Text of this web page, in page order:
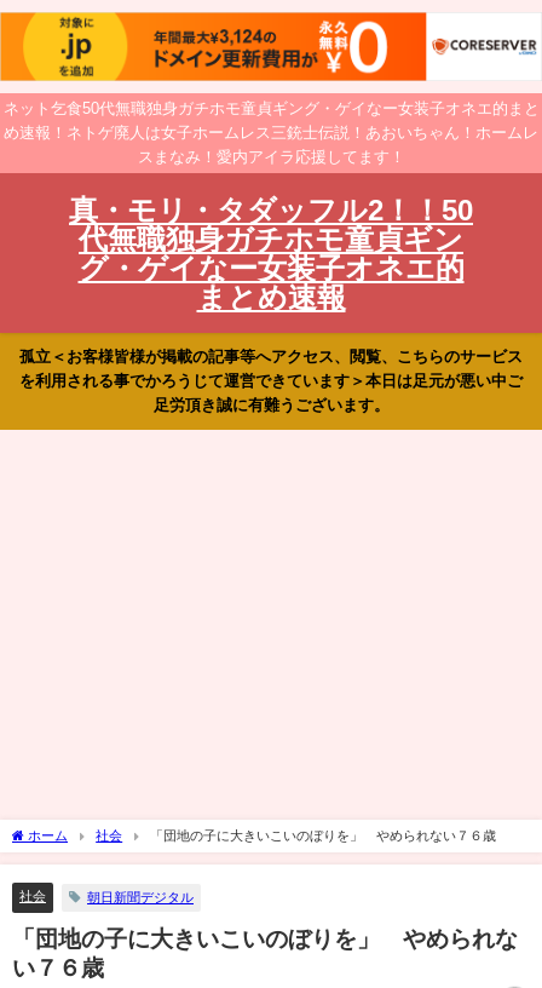
ネット乞食50代無職独身ガチホモ童貞ギング・ゲイなー女装子オネエ的まと
め速報！ネトゲ廃人は女子ホームレス三銃士伝説！あおいちゃん！ホームレ
スまなみ！愛内アイラ応援してます！
真・モリ・タダッフル2！！50
代無職独身ガチホモ童貞ギン
グ・ゲイなー女装子オネエ的
まとめ速報
孤立＜お客様皆様が掲載の記事等へアクセス、閲覧、こちらのサービス
を利用される事でかろうじて運営できています＞本日は足元が悪い中ご
足労頂き誠に有難うございます。
ホーム 社会 「団地の子に大きいこいのぼりを」 やめられない７６歳
社会 朝日新聞デジタル
「団地の子に大きいこいのぼりを」 やめられな
い７６歳